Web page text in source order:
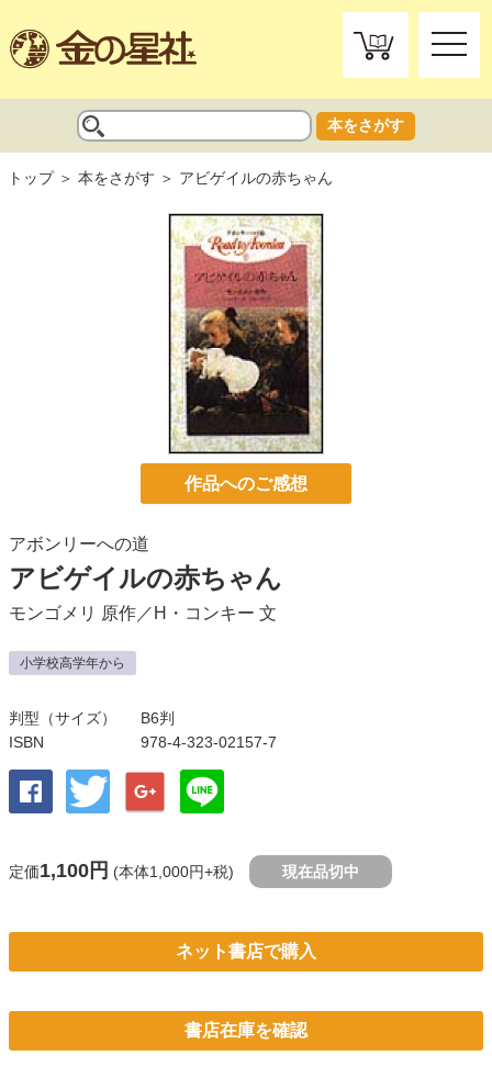
toggle
本をさがす
トップ 本をさがす アビゲイルの赤ちゃん
作品へのご感想
アボンリーへの道
アビゲイルの赤ちゃん
モンゴメリ 原作／ H・コンキー 文
小学校高学年から
判型（サイズ）
B6判
ISBN
978-4-323-02157-7
定価1,100円 (本体1,000円+税) 現在品切中
ネット書店で購入
書店在庫を確認